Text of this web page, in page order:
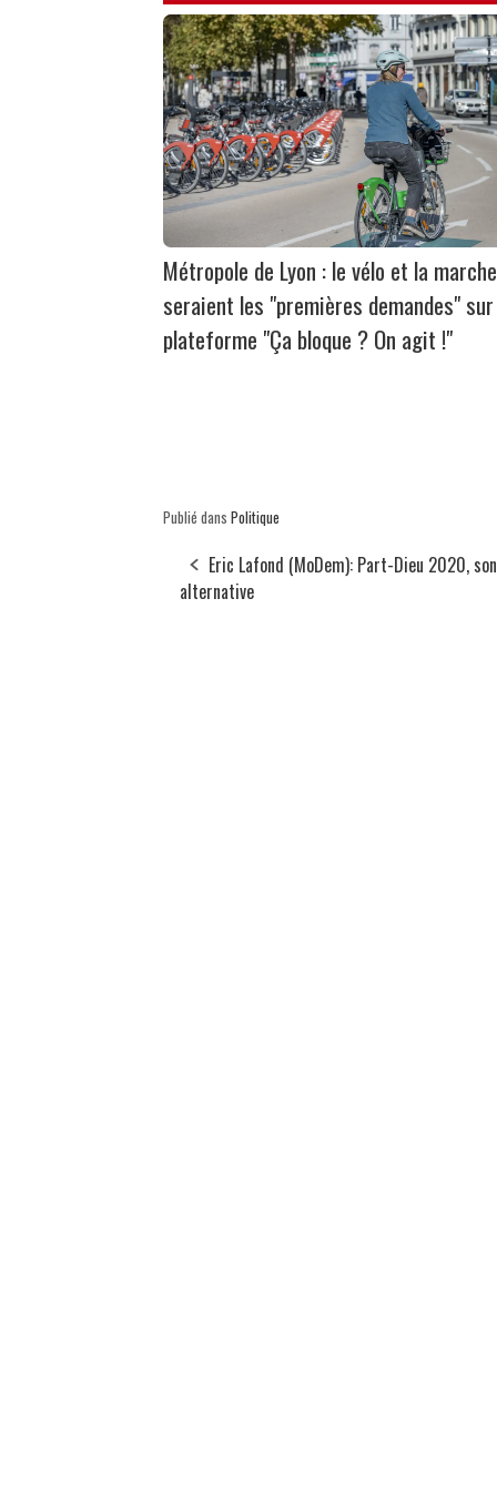
Métropole de Lyon : le vélo et la marche
seraient les "premières demandes"
plateforme "Ça bloque ? On agit !"
Publié dans Politique
Eric Lafond (MoDem): Part-Dieu 2020, son
alternative